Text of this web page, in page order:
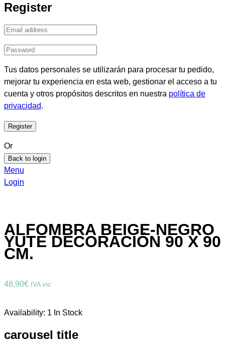
Register
Tus datos personales se utilizarán para procesar tu pedido,
mejorar tu experiencia en esta web, gestionar el acceso a tu
cuenta y otros propósitos descritos en nuestra política de
privacidad.
Or
Back to login
Menu
Login
ALFOMBRA BEIGE-NEGRO
YUTE DECORACIÓN 90 X 90
CM.
48,90€ IVA inc
Availability: 1 In Stock
carousel title